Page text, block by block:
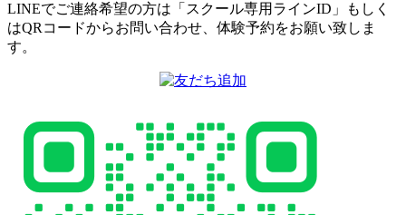
LINEでご連絡希望の方は「スクール専用ラインID」もしく
はQRコードからお問い合わせ、体験予約をお願い致しま
す。